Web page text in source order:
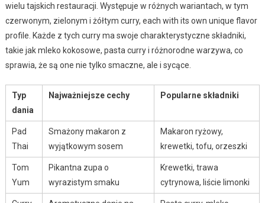
wielu tajskich restauracji. Występuje w różnych wariantach, w tym
czerwonym, zielonym i żółtym curry, each with its own unique flavor
profile. Każde z tych curry ma swoje charakterystyczne składniki,
takie jak mleko kokosowe, pasta curry i różnorodne warzywa, co
sprawia, że są one nie tylko smaczne, ale i sycące.
Typ
dania
Najważniejsze cechy Popularne składniki
Pad
Thai
Smażony makaron z
wyjątkowym sosem
Makaron ryżowy,
krewetki, tofu, orzeszki
Tom
Yum
Pikantna zupa o
wyrazistym smaku
Krewetki, trawa
cytrynowa, liście limonki